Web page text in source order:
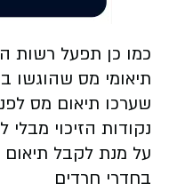
כמו כן תפעל רשות
תיאומי מס שהוגשו
שערכו תיאום מס
נקודות הזיכוי
על מנת לקבל
בחדרי חרדים